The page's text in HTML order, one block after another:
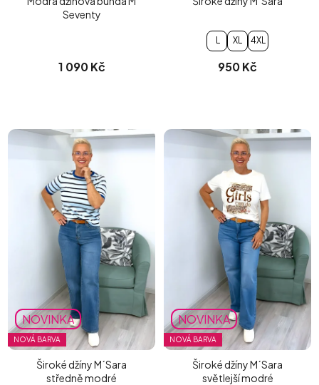
Seventy
1 090 Kč
L XL 4XL
950 Kč
NOVINKA
NOVÁ BARVA
Široké džíny M´Sara
středně modré
NOVINKA
NOVÁ BARVA
Široké džíny M´Sara
světlejší modré